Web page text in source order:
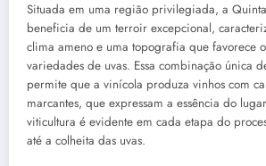
Situada em uma região privilegiada, a
beneficia de um terroir excepcional,
clima ameno e uma topografia que favorece
variedades de uvas. Essa combinação única
permite que a vinícola produza vinhos com
marcantes, que expressam a essência do
viticultura é evidente em cada etapa do
até a colheita das uvas.